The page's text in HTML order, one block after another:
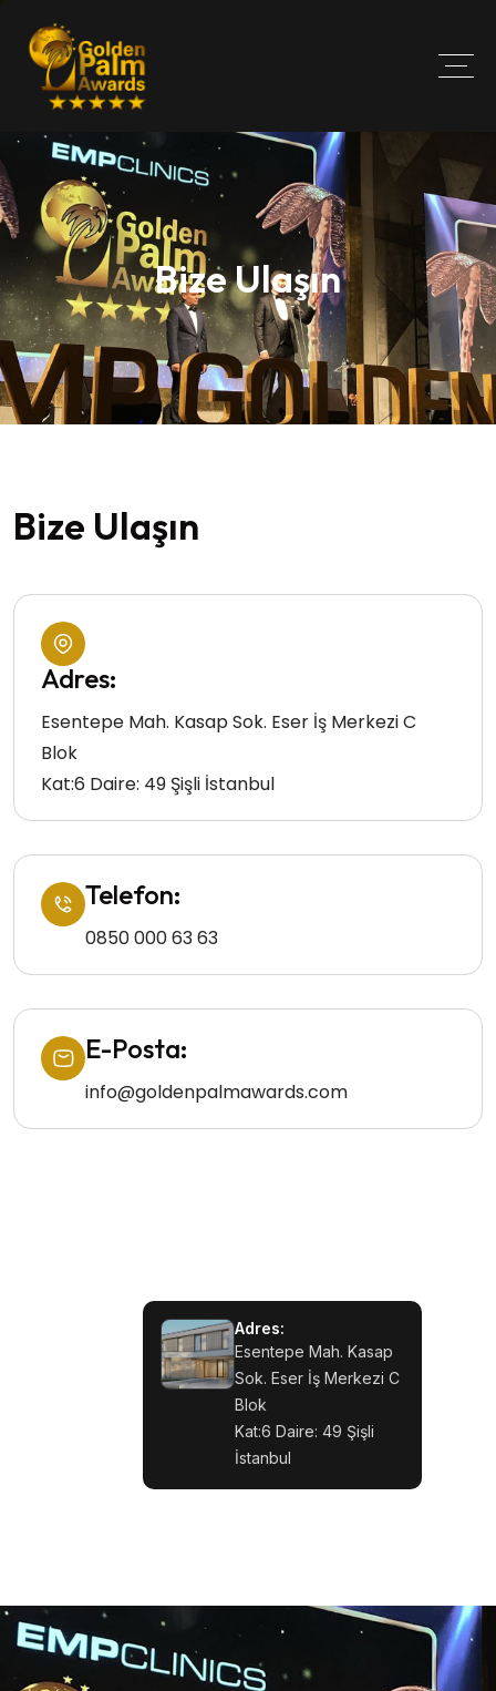
Bize Ulaşın
Bize Ulaşın
Adres:
Esentepe Mah. Kasap Sok. Eser İş Merkezi C
Blok
Kat:6 Daire: 49 Şişli İstanbul
Telefon:
0850 000 63 63
E-Posta:
info@goldenpalmawards.com
Adres:
Esentepe Mah. Kasap
Sok. Eser İş Merkezi C
Blok
Kat:6 Daire: 49 Şişli
İstanbul